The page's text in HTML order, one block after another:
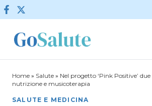
Vai al contenuto
Home » Salute » Nel progetto ‘Pink Positive’
nutrizione e musicoterapia
SALUTE E MEDICINA